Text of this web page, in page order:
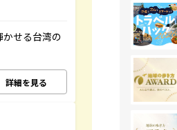
せる台湾の
詳細を見る